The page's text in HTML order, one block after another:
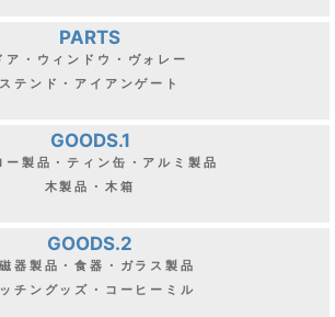
PARTS
ア・ウィンドウ・ヴォレー
ステンド・アイアンゲート
GOODS.1
ー製品・ティン缶・アルミ製品
木製品・木箱
GOODS.2
器製品・食器・ガラス製品
チングッズ・コーヒーミル